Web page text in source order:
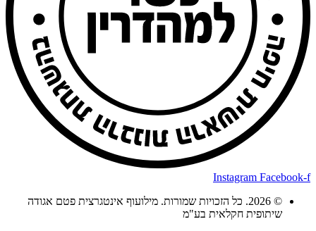
Instagram Facebook-f
© 2026. כל הזכויות שמורות. מילועוף אינטגרצית פטם אגודה
שיתופית חקלאית בע"מ